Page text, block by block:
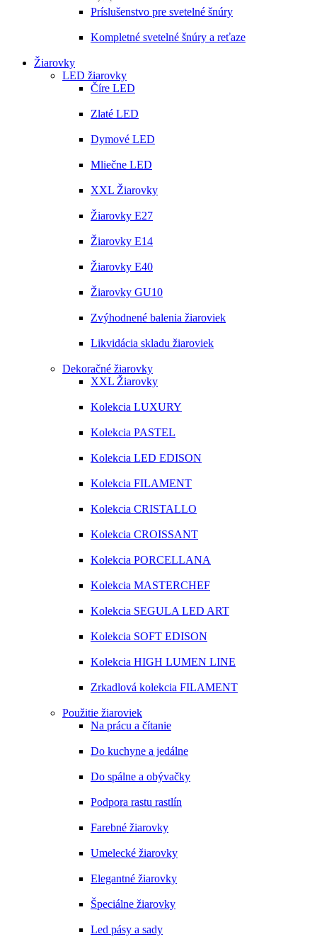
Príslušenstvo pre svetelné šnúry
Kompletné svetelné šnúry a reťaze
Žiarovky
LED žiarovky
Číre LED
Zlaté LED
Dymové LED
Mliečne LED
XXL Žiarovky
Žiarovky E27
Žiarovky E14
Žiarovky E40
Žiarovky GU10
Zvýhodnené balenia žiaroviek
Likvidácia skladu žiaroviek
Dekoračné žiarovky
XXL Žiarovky
Kolekcia LUXURY
Kolekcia PASTEL
Kolekcia LED EDISON
Kolekcia FILAMENT
Kolekcia CRISTALLO
Kolekcia CROISSANT
Kolekcia PORCELLANA
Kolekcia MASTERCHEF
Kolekcia SEGULA LED ART
Kolekcia SOFT EDISON
Kolekcia HIGH LUMEN LINE
Zrkadlová kolekcia FILAMENT
Použitie žiaroviek
Na prácu a čítanie
Do kuchyne a jedálne
Do spálne a obývačky
Podpora rastu rastlín
Farebné žiarovky
Umelecké žiarovky
Elegantné žiarovky
Špeciálne žiarovky
Led pásy a sady